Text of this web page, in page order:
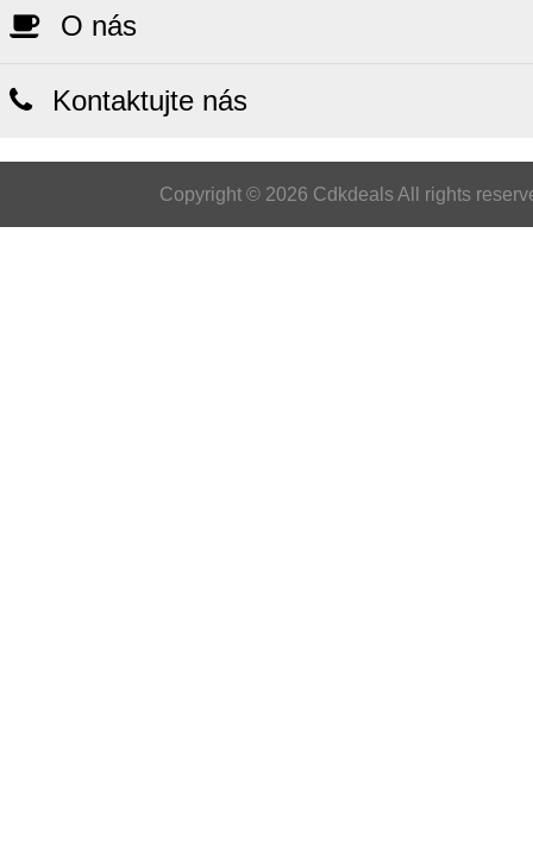
O nás
Kontaktujte nás
Copyright © 2026 Cdkdeals All rights